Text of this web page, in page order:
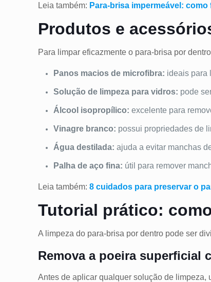
Leia também: Para-brisa impermeável:
Produtos e
Para limpar eficazmente o para-brisa por
Panos macios de microfibra: ideais para
Solução de limpeza para vidros: pode
Álcool isopropílico: excelente para
Vinagre branco: possui propriedades de
Água destilada: ajuda a evitar manchas
Palha de aço fina: útil para remover
Leia também:8 cuidados para preservar o
Tutorial prático:
A limpeza do para-brisa por dentro pode ser
Remova a poeira superficial
Antes de aplicar qualquer solução de limpeza,